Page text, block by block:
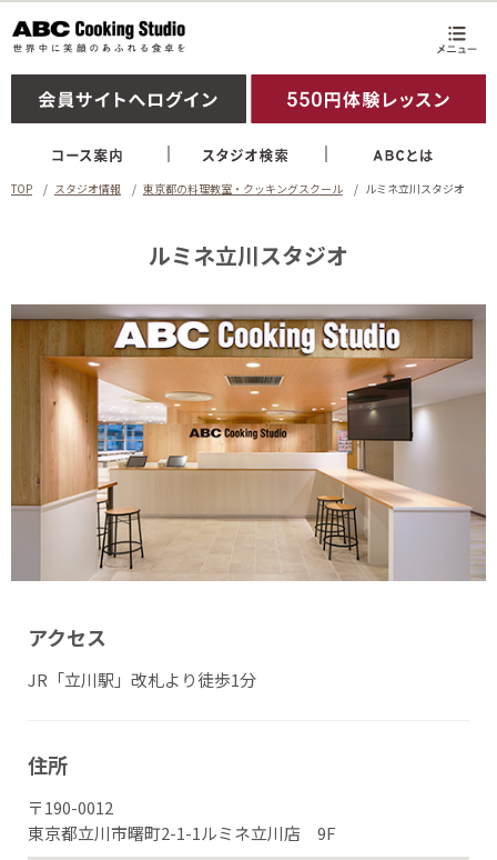
TOP スタジオ情報 東京都の料理教室・クッキングスクール ルミネ立川スタジオ
ルミネ立川スタジオ
アクセス
JR「立川駅」改札より徒歩1分
住所
〒190-0012
東京都立川市曙町2-1-1ルミネ立川店 9F